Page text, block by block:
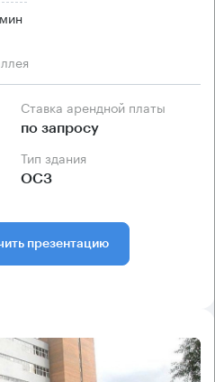
Ставка арендной платы
по запросу
Тип здания
ОСЗ
презентацию